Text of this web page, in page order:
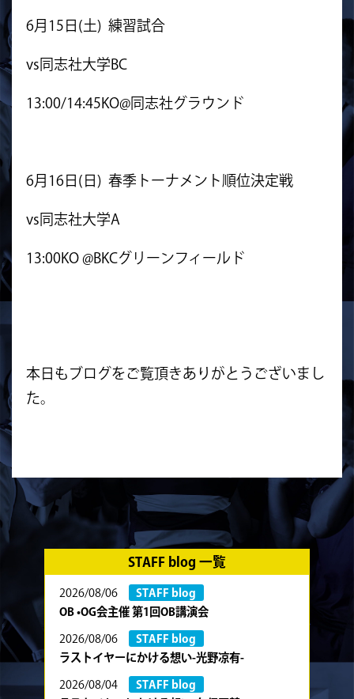
6月15日(土) 練習試合
vs同志社大学BC
13:00/14:45KO@同志社グラウンド
6月16日(日) 春季トーナメント順位決定戦
vs同志社大学A
13:00KO @BKCグリーンフィールド
本日もブログをご覧頂きありがとうございまし
た。
STAFF blog 一覧
2026/08/06
STAFF blog
OB •OG会主催 第1回OB講演会
2026/08/06
STAFF blog
ラストイヤーにかける想い-光野凉有-
2026/08/04
STAFF blog